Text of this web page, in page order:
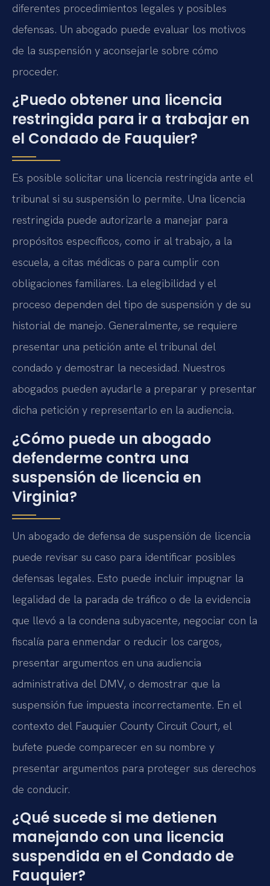
diferentes procedimientos legales y posibles
defensas. Un abogado puede evaluar los motivos
de la suspensión y aconsejarle sobre cómo
proceder.
¿Puedo obtener una licencia
restringida para ir a trabajar en
el Condado de Fauquier?
Es posible solicitar una licencia restringida ante el
tribunal si su suspensión lo permite. Una licencia
restringida puede autorizarle a manejar para
propósitos específicos, como ir al trabajo, a la
escuela, a citas médicas o para cumplir con
obligaciones familiares. La elegibilidad y el
proceso dependen del tipo de suspensión y de su
historial de manejo. Generalmente, se requiere
presentar una petición ante el tribunal del
condado y demostrar la necesidad. Nuestros
abogados pueden ayudarle a preparar y presentar
dicha petición y representarlo en la audiencia.
¿Cómo puede un abogado
defenderme contra una
suspensión de licencia en
Virginia?
Un abogado de defensa de suspensión de licencia
puede revisar su caso para identificar posibles
defensas legales. Esto puede incluir impugnar la
legalidad de la parada de tráfico o de la evidencia
que llevó a la condena subyacente, negociar con la
fiscalía para enmendar o reducir los cargos,
presentar argumentos en una audiencia
administrativa del DMV, o demostrar que la
suspensión fue impuesta incorrectamente. En el
contexto del Fauquier County Circuit Court, el
bufete puede comparecer en su nombre y
presentar argumentos para proteger sus derechos
de conducir.
¿Qué sucede si me detienen
manejando con una licencia
suspendida en el Condado de
Fauquier?